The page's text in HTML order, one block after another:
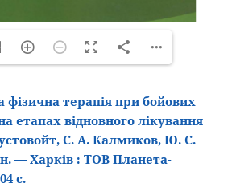
терапія при бойових
етапах відновного лікування
С. А. Калмиков, Ю. С.
— Харків : ТОВ Планета-
с.